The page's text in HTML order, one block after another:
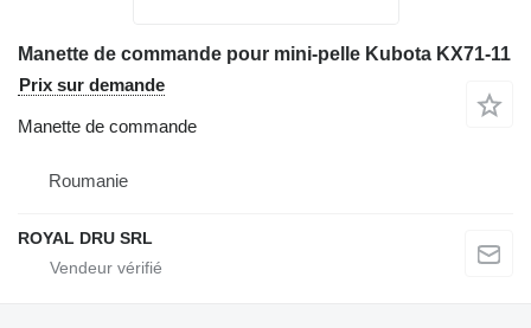
Manette de commande pour mini-pelle Kubota KX71-11
Prix sur demande
Manette de commande
Roumanie
ROYAL DRU SRL